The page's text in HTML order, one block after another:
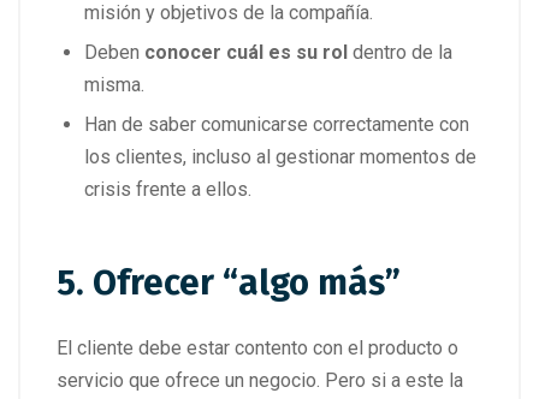
misión y objetivos de la compañía.
Deben conocer cuál es su rol dentro de la
misma.
Han de saber comunicarse correctamente con
los clientes, incluso al gestionar momentos de
crisis frente a ellos.
5. Ofrecer “algo más”
El cliente debe estar contento con el producto o
servicio que ofrece un negocio. Pero si a este la